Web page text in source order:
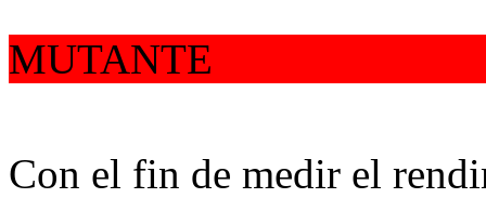
MUTANTE
Con el fin de medir el